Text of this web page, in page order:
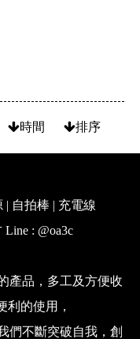
時間 排序
| 自拍棒 | 充電線
: @oa3c
產品，多工及方便收
利的使用，
們不斷突破自我，創